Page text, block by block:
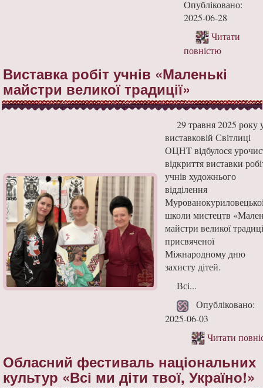
Опубліковано:
2025-06-28
Читати
повністю
Виставка робіт учнів «Маленькі
майстри великої традиції»
29 травня 2025 року
виставковій Світлиці
ОЦНТ відбулося
відкриття виставки
учнів художнього
відділення
школи мистецтв
майстри великої
присвяченої
Міжнародному дню
захисту дітей.
Всі...
Опубліковано:
2025-06-03
Читати
Обласний фестиваль національних
культур «Всі ми діти твої, Україно!»